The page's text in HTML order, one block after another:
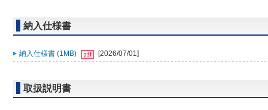
納入仕様書
納入仕様書 (1MB) [2026/07/01]
取扱説明書